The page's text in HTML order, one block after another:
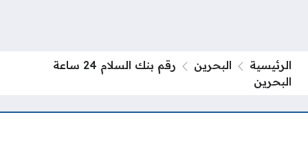
الرئيسية البحرين
رقم بنك السلام 24 ساعة
البحرين